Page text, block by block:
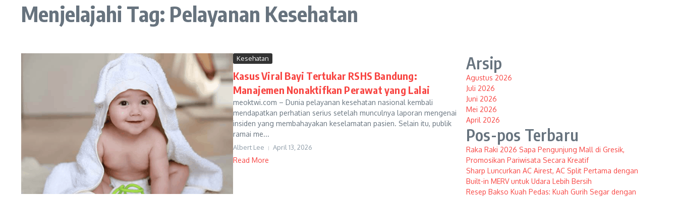
Menjelajahi Tag: Pelayanan Kesehatan
Kesehatan
Kasus Viral Bayi Tertukar RSHS Bandung:
Manajemen Nonaktifkan Perawat yang Lalai
meoktwi.com – Dunia pelayanan kesehatan nasional kembali
mendapatkan perhatian serius setelah munculnya laporan mengenai
insiden yang membahayakan keselamatan pasien. Selain itu, publik
ramai me...
Albert Lee April 13, 2026
Read More
Arsip
Agustus 2026
Juli 2026
Juni 2026
Mei 2026
April 2026
Pos-pos Terbaru
Raka Raki 2026 Sapa Pengunjung Mall di Gresik,
Promosikan Pariwisata Secara Kreatif
Sharp Luncurkan AC Airest, AC Split Pertama dengan
Built-in MERV untuk Udara Lebih Bersih
Resep Bakso Kuah Pedas: Kuah Gurih Segar dengan